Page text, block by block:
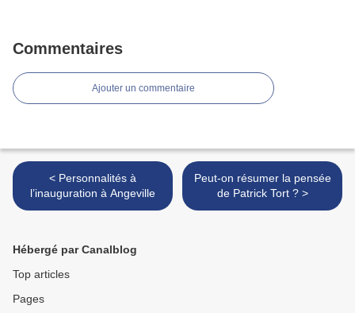
Commentaires
Ajouter un commentaire
< Personnalités à
l’inauguration à Angeville
Peut-on résumer la pensée
de Patrick Tort ? >
Hébergé par Canalblog
Top articles
Pages